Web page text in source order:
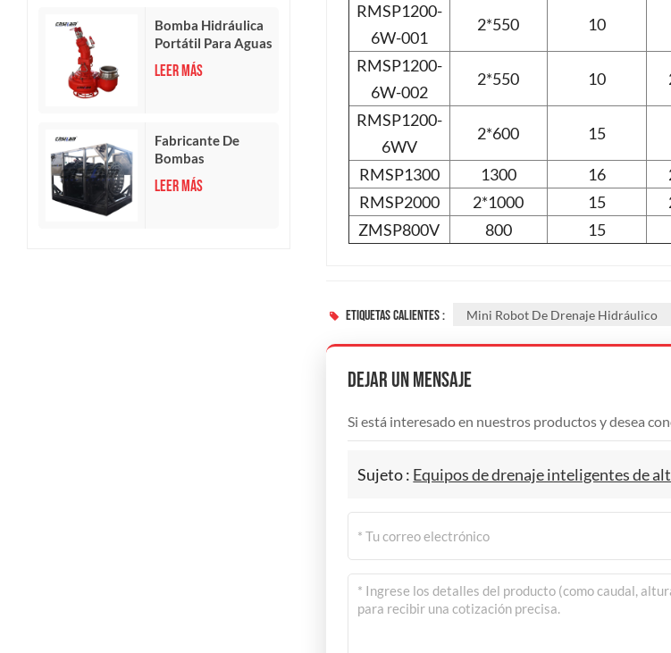
Bomba Hidráulica
Portátil Para Aguas
Residuales
LEER MÁS
Fabricante De
Bombas
Sumergibles
Hidráulicas Axiales
LEER MÁS
RMSP1200-
6W-001
2*550 10
RMSP1200-
6W-002
2*550 10
RMSP1200-
6WV
2*600 15
RMSP1300 1300 16
RMSP2000
2*1000 15
ZMSP800V
800 15
ETIQUETAS CALIENTES : Mini Robot De Drenaje Hidráulico
Dejar Un Mensaje
Si está interesado en nuestros productos y desea
Sujeto : Equipos de drenaje inteligentes de